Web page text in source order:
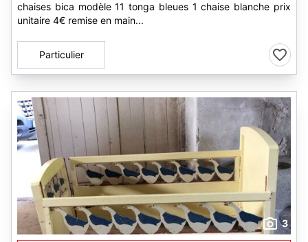
chaises bica modèle 11 tonga bleues 1 chaise blanche prix
unitaire 4€ remise en main...
Particulier
3